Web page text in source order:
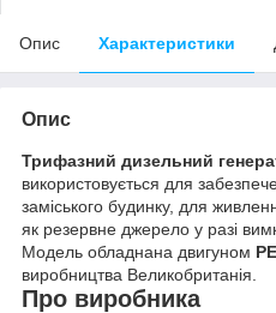
Опис Характеристики
Опис
Трифазний дизельний
використовується для
заміського будинку, для
як резервне джерело у разі
Модель обладнана двигуном
виробництва Великобританія.
Про виробника